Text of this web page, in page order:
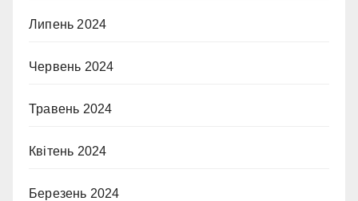
Липень 2024
Червень 2024
Травень 2024
Квітень 2024
Березень 2024